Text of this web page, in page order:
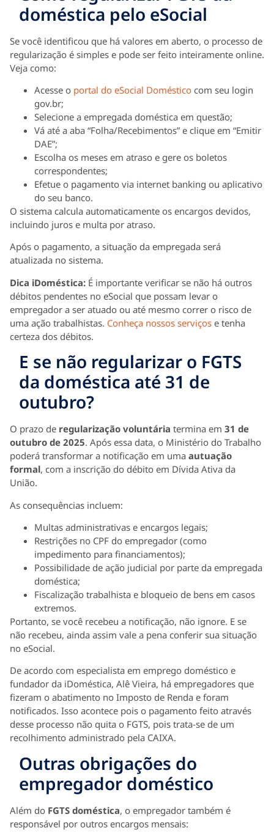
doméstica pelo eSocial
Se você identificou que há valores em aberto, o processo de
regularização é simples e pode ser feito inteiramente online.
Veja como:
Acesse o portal do eSocial Doméstico com seu login
gov.br;
Selecione a empregada doméstica em questão;
Vá até a aba “Folha/Recebimentos” e clique em “Emitir
DAE”;
Escolha os meses em atraso e gere os boletos
correspondentes;
Efetue o pagamento via internet banking ou aplicativo
do seu banco.
O sistema calcula automaticamente os encargos devidos,
incluindo juros e multa por atraso.
Após o pagamento, a situação da empregada será
atualizada no sistema.
Dica iDoméstica: É importante verificar se não há outros
débitos pendentes no eSocial que possam levar o
empregador a ser atuado ou até mesmo correr o risco de
uma ação trabalhistas. Conheça nossos serviços e tenha
certeza dos débitos.
E se não regularizar o FGTS
da doméstica até 31 de
outubro?
O prazo de regularização voluntária termina em 31 de
outubro de 2025. Após essa data, o Ministério do Trabalho
poderá transformar a notificação em uma autuação
formal, com a inscrição do débito em Dívida Ativa da
União.
As consequências incluem:
Multas administrativas e encargos legais;
Restrições no CPF do empregador (como
impedimento para financiamentos);
Possibilidade de ação judicial por parte da empregada
doméstica;
Fiscalização trabalhista e bloqueio de bens em casos
extremos.
Portanto, se você recebeu a notificação, não ignore. E se
não recebeu, ainda assim vale a pena conferir sua situação
no eSocial.
De acordo com especialista em emprego doméstico e
fundador da iDoméstica, Alê Vieira, há empregadores que
fizeram o abatimento no Imposto de Renda e foram
notificados. Isso acontece pois o pagamento feito através
desse processo não quita o FGTS, pois trata-se de um
recolhimento administrado pela CAIXA.
Outras obrigações do
empregador doméstico
Além do FGTS doméstica, o empregador também é
responsável por outros encargos mensais: